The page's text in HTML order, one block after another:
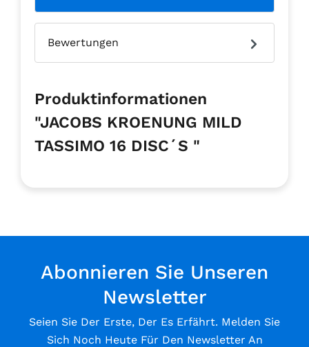
Bewertungen
Produktinformationen
"JACOBS KROENUNG MILD
TASSIMO 16 DISC´S "
Abonnieren Sie Unseren
Newsletter
Seien Sie Der Erste, Der Es Erfährt. Melden Sie
Sich Noch Heute Für Den Newsletter An